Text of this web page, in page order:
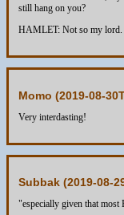
still hang on you?
HAMLET: Not so my lord.
Momo (2019-08-
Very interdasting!
Subbak (2019-08-
"especially given that most